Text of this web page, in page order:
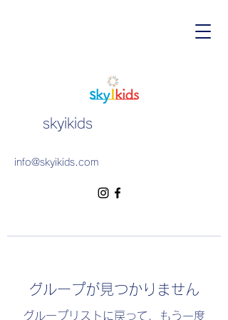
skyikids
info@skyikids.com
グループが見つかりません
グループリストに戻って、もう一度